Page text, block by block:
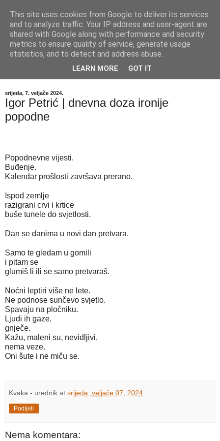
"Kvaka"
Časopis za književnost ISSN 2459-5632
srijeda, 7. veljače 2024.
Igor Petrić | dnevna doza ironije
popodne
Popodnevne vijesti.
Buđenje.
Kalendar prošlosti završava prerano.
Ispod zemlje
razigrani crvi i krtice
buše tunele do svjetlosti.
Dan se danima u novi dan pretvara.
Samo te gledam u gomili
i pitam se
glumiš li ili se samo pretvaraš.
Noćni leptiri više ne lete.
Ne podnose sunčevo svjetlo.
Spavaju na pločniku.
Ljudi ih gaze,
gnječe.
Kažu, maleni su, nevidljivi,
nema veze.
Oni šute i ne miču se.
Kvaka - urednik at srijeda, veljače 07, 2024
Podijeli
Nema komentara:
This site uses cookies from Google to deliver its services
and to analyze traffic. Your IP address and user-agent are
shared with Google along with performance and security
metrics to ensure quality of service, generate usage
statistics, and to detect and address abuse.
LEARN MORE GOT IT